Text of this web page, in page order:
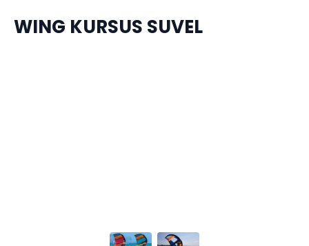
WING KURSUS SUVEL